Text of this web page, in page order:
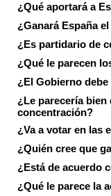
¿Qué aportará a
¿Ganará España
¿Es partidario de
¿Qué le parecen
¿El Gobierno
¿Le parecería
concentración?
¿Va a votar en las
¿Quién cree que
¿Está de acuerdo
¿Qué le parece la